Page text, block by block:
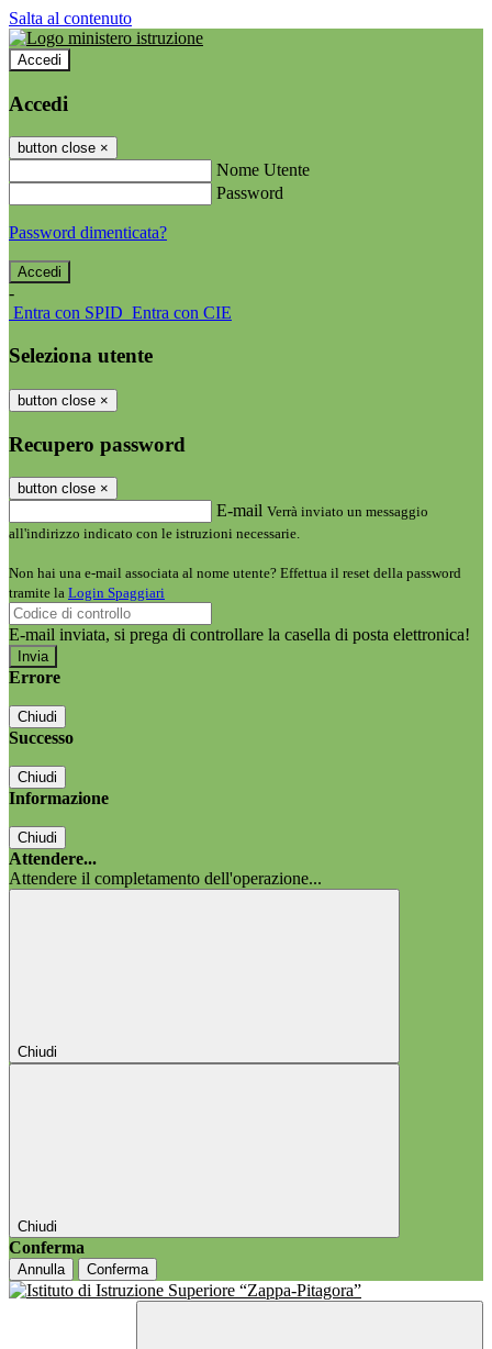
Salta al contenuto
Accedi
Accedi
button close ×
Nome Utente
Password
Password dimenticata?
-
Entra con SPID Entra con CIE
Seleziona utente
button close ×
Recupero password
button close ×
E-mail Verrà inviato un messaggio
all'indirizzo indicato con le istruzioni necessarie.
Non hai una e-mail associata al nome utente? Effettua il reset della password
tramite la Login Spaggiari
E-mail inviata, si prega di controllare la casella di posta elettronica!
Errore
Chiudi
Successo
Chiudi
Informazione
Chiudi
Attendere...
Attendere il completamento dell'operazione...
Chiudi
Chiudi
Conferma
Annulla Conferma